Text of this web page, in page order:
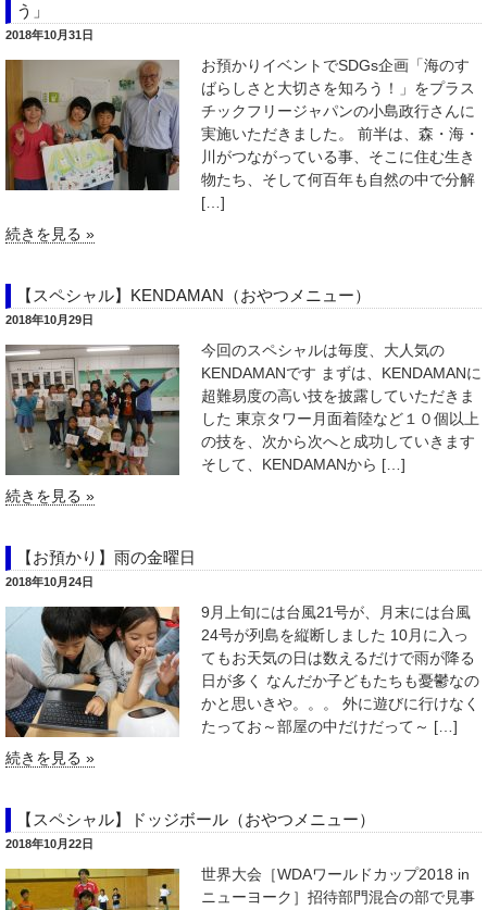
う」
2018年10月31日
お預かりイベントでSDGs企画「海のす
ばらしさと大切さを知ろう！」をプラス
チックフリージャパンの小島政行さんに
実施いただきました。 前半は、森・海・
川がつながっている事、そこに住む生き
物たち、そして何百年も自然の中で分解
[…]
続きを見る »
【スペシャル】KENDAMAN（おやつメニュー）
2018年10月29日
今回のスペシャルは毎度、大人気の
KENDAMANです まずは、KENDAMANに
超難易度の高い技を披露していただきま
した 東京タワー月面着陸など１０個以上
の技を、次から次へと成功していきます
そして、KENDAMANから […]
続きを見る »
【お預かり】雨の金曜日
2018年10月24日
9月上旬には台風21号が、月末には台風
24号が列島を縦断しました 10月に入っ
てもお天気の日は数えるだけで雨が降る
日が多く なんだか子どもたちも憂鬱なの
かと思いきや。。。 外に遊びに行けなく
たってお～部屋の中だけだって～ […]
続きを見る »
【スペシャル】ドッジボール（おやつメニュー）
2018年10月22日
世界大会［WDAワールドカップ2018 in
ニューヨーク］招待部門混合の部で見事